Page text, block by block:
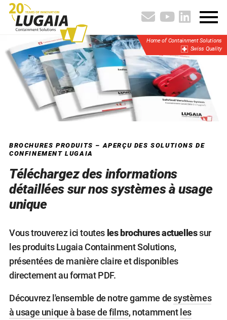
Home of Containment Solutions
Swiss Quality
BROCHURES PRODUITS – APERÇU DES SOLUTIONS DE
CONFINEMENT LUGAIA
Téléchargez des informations
détaillées sur nos systèmes à usage
unique
Vous trouverez ici toutes les brochures actuellessur
les produits Lugaia Containment Solutions,
présentées de manière claire et disponibles
directement au format PDF.
Découvrez l'ensemble de notre gamme desystèmes
à usage unique à base de films, notamment les